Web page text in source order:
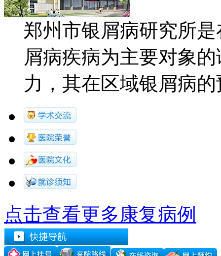
郑州市银屑病研究所
屑病疾病为主要对象
力，其在区域银屑病的
点击查看更多康复病例